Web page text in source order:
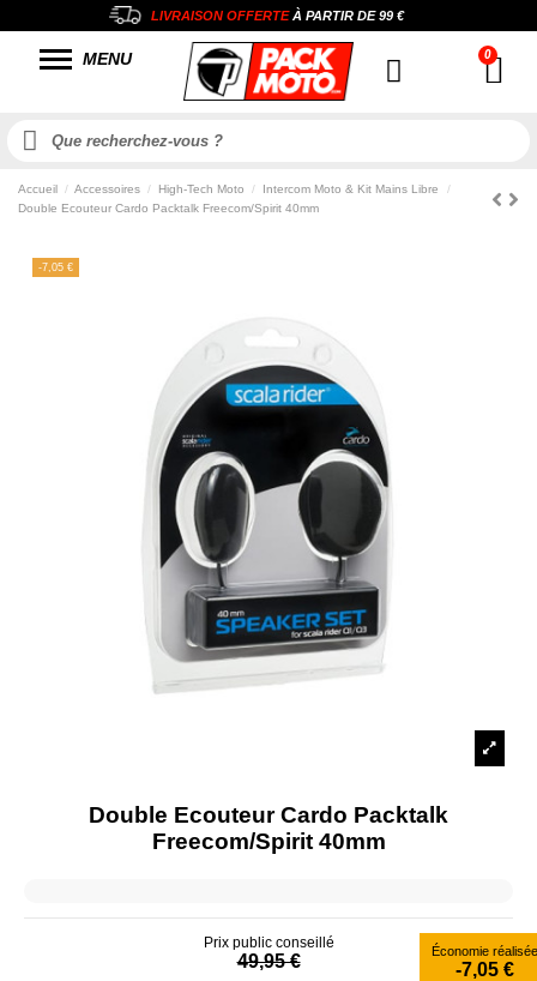
LIVRAISON OFFERTEÀ PARTIR DE99 €
MENU
Accueil Accessoires High-Tech Moto
Intercom Moto & Kit Mains Libre
Double Ecouteur Cardo Packtalk Freecom/Spirit 40mm
-7,05 €
Double Ecouteur Cardo Packtalk
Freecom/Spirit 40mm
Prix public conseillé
49,95 € Économie réalisée
-7,05 €